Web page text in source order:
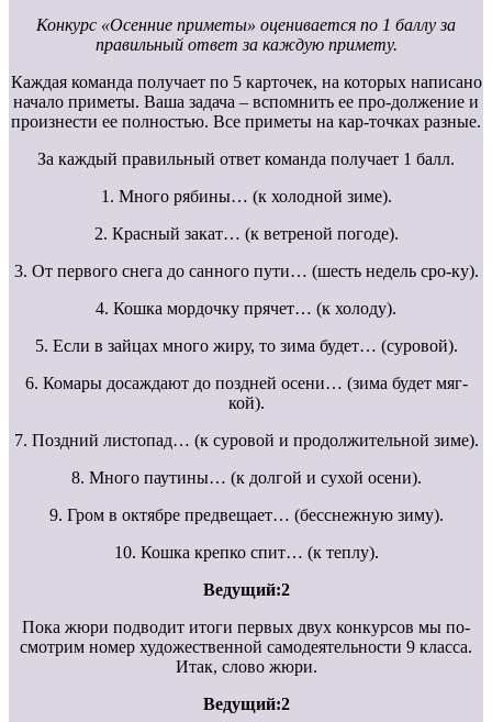
Конкурс «Осенние приметы» оценивается по 1 баллу за
правильный ответ за каждую примету.
Каждая команда получает по 5 карточек, на которых написано
начало приметы. Ваша задача – вспомнить ее про-должение и
произнести ее полностью. Все приметы на кар-точках разные.
За каждый правильный ответ команда получает 1 балл.
1. Много рябины… (к холодной зиме).
2. Красный закат… (к ветреной погоде).
3. От первого снега до санного пути… (шесть недель сро-ку).
4. Кошка мордочку прячет… (к холоду).
5. Если в зайцах много жиру, то зима будет… (суровой).
6. Комары досаждают до поздней осени… (зима будет мяг-
кой).
7. Поздний листопад… (к суровой и продолжительной зиме).
8. Много паутины… (к долгой и сухой осени).
9. Гром в октябре предвещает… (бесснежную зиму).
10. Кошка крепко спит… (к теплу).
Ведущий:2
Пока жюри подводит итоги первых двух конкурсов мы по-
смотрим номер художественной самодеятельности 9 класса.
Итак, слово жюри.
Ведущий:2